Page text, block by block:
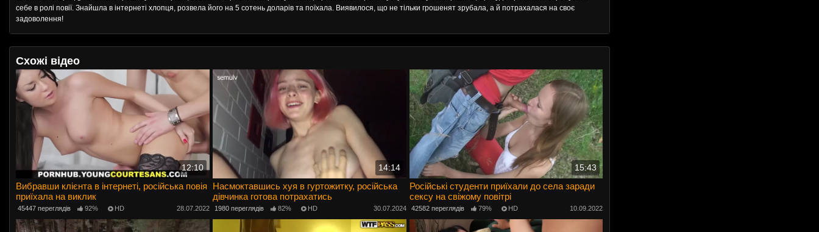
себе в ролі повії. Знайшла в інтернеті хлопця, розвела його на 5 сотень доларів та поїхала. Виявилося, що не тільки грошенят зрубала, а й потрахалася на своє
задоволення!
Схожі відео
12:10
Вибравши клієнта в інтернеті, російська повія
приїхала на виклик
45447 переглядів 92% HD 28.07.2022
14:14
Насмоктавшись хуя в гуртожитку, російська
дівчинка готова потрахатись
1980 переглядів 82% HD 30.07.2024
15:43
Російські студенти приїхали до села заради
сексу на свіжому повітрі
42582 переглядів 79% HD 10.09.2022